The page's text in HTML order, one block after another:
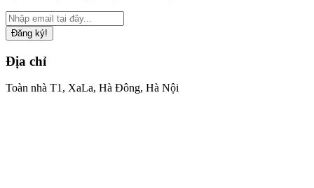
Đăng ký!
Địa chỉ
Toàn nhà T1, XaLa, Hà Đông, Hà Nội